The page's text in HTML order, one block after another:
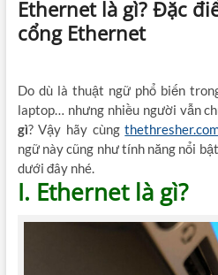
Ethernet là gì? Đặc
cổng Ethernet
Do dù là thuật ngữ phổ biến
laptop… nhưng nhiều người vẫn
gì? Vậy hãy cùng
ngữ này cũng như tính năng nổi
dưới đây nhé.
I. Ethernet là gì?